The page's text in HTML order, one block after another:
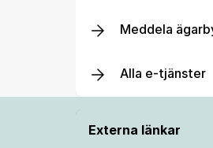
Meddela
Alla e-tjänster
Externa länkar